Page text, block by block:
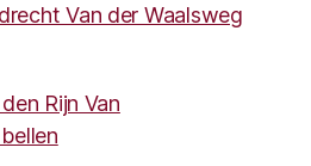
Van der Waalsweg
Rijn Van